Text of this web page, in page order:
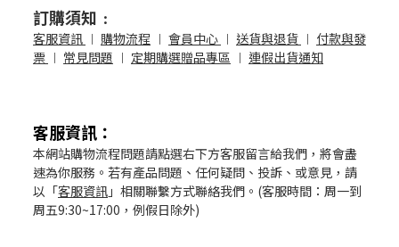
訂購須知﹕
客服資訊 ︱ 購物流程 ︱ 會員中心 ︱ 送貨與退貨 ︱ 付款與發
票 ︱ 常見問題 ︱ 定期購選贈品專區 ︱ 連假出貨通知
客服資訊 ：
本網站購物流程問題請點選右下方客服留言給我們，將會盡
速為你服務。若有產品問題、任何疑問、投訴、或意見，請
以「客服資訊 」相關聯繫方式聯絡我們。(客服時間：周一到
周五9:30~17:00，例假日除外)